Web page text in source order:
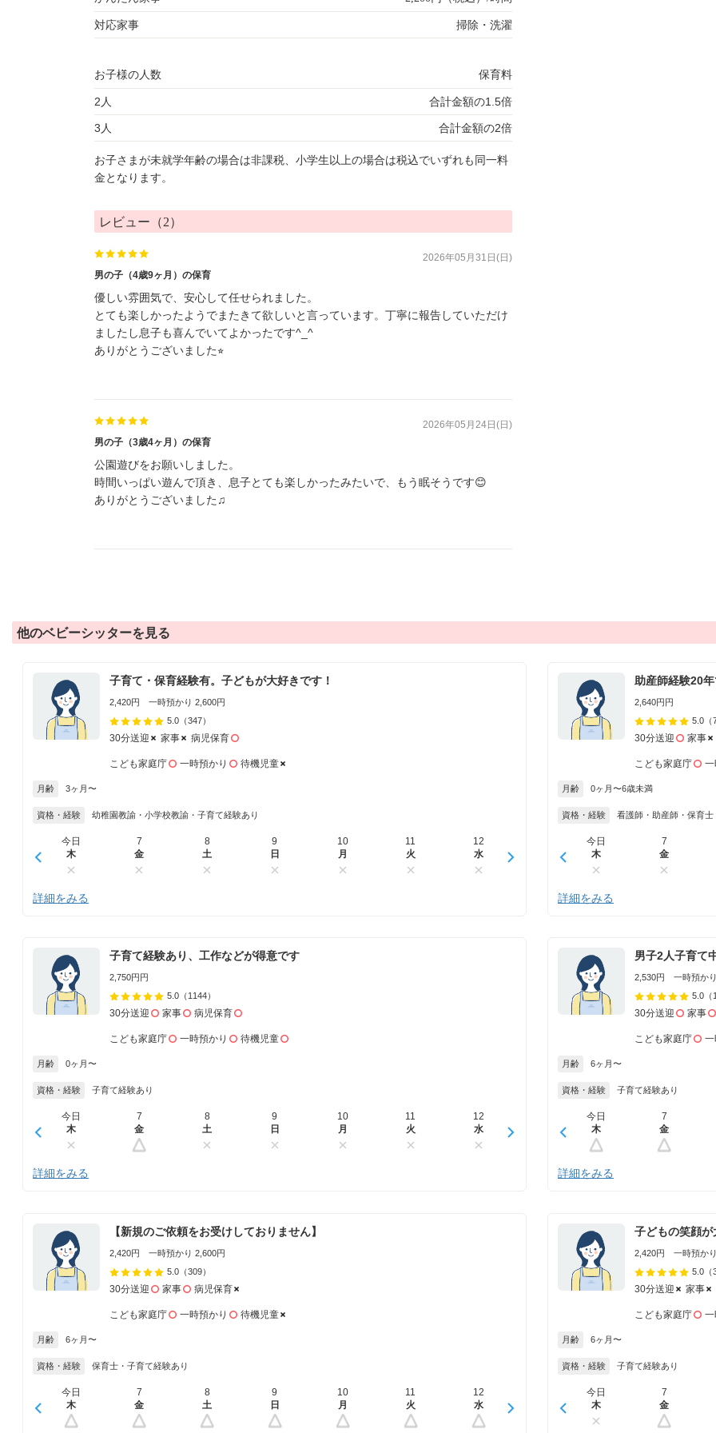
対応家事 掃除・洗濯
お子様の人数 保育料
2人 合計金額の1.5倍
3人 合計金額の2倍
お子さまが未就学年齢の場合は非課税、小学生以上の場合は税込でいずれも同一料
金となります。
レビュー（2）
2026年05月31日(日)
男の子（4歳9ヶ月）の保育
優しい雰囲気で、安心して任せられました。
とても楽しかったようでまたきて欲しいと言っています。丁寧に報告していただけ
ましたし息子も喜んでいてよかったです^_^
ありがとうございました⭐︎
2026年05月24日(日)
男の子（3歳4ヶ月）の保育
公園遊びをお願いしました。
時間いっぱい遊んで頂き、息子とても楽しかったみたいで、もう眠そうです😊
ありがとうございました♫
他のベビーシッターを見る
子育て・保育経験有。子どもが大好きです！
2,420円 一時預かり 2,600円
5.0 （347）
30分送迎 家事 病児保育
こども家庭庁 一時預かり 待機児童
月齢 3ヶ月〜
資格・経験 幼稚園教諭・小学校教諭・子育て経験あり
今日
木
7
金
8
土
9
日
10
月
11
火
12
水
詳細をみる
助産師経験20
2,640円円
5.0
30分送迎 家事
こども家庭庁
月齢 0ヶ月〜6歳未満
資格・経験 看護師・助産師・保育士
今日
木
7
金
詳細をみる
子育て経験あり、工作などが得意です
2,750円円
5.0 （1144）
30分送迎 家事 病児保育
こども家庭庁 一時預かり 待機児童
月齢 0ヶ月〜
資格・経験 子育て経験あり
今日
木
7
金
8
土
9
日
10
月
11
火
12
水
詳細をみる
男子2人子育て
2,530円 一時預か
5.0
30分送迎 家事
こども家庭庁
月齢 6ヶ月〜
資格・経験 子育て経験あり
今日
木
7
金
詳細をみる
【新規のご依頼をお受けしておりません】
2,420円 一時預かり 2,600円
5.0 （309）
30分送迎 家事 病児保育
こども家庭庁 一時預かり 待機児童
月齢 6ヶ月〜
資格・経験 保育士・子育て経験あり
今日
木
7
金
8
土
9
日
10
月
11
火
12
水
子どもの笑顔
2,420円 一時預か
5.0
30分送迎 家事
こども家庭庁
月齢 6ヶ月〜
資格・経験 子育て経験あり
今日
木
7
金